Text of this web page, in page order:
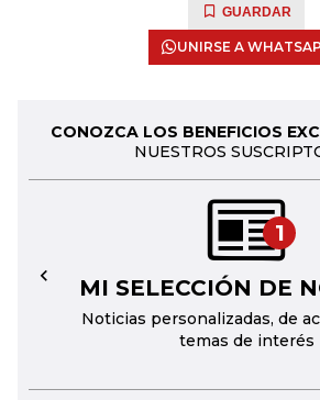
GUARDAR
UNIRSE A
CONOZCA LOS BENEFICIOS
NUESTROS
1
MI SELECCIÓN DE
Noticias personalizadas, de
temas de interés
←